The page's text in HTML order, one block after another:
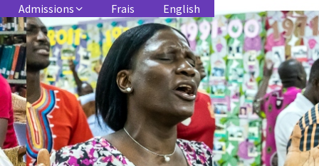
Admissions Frais English